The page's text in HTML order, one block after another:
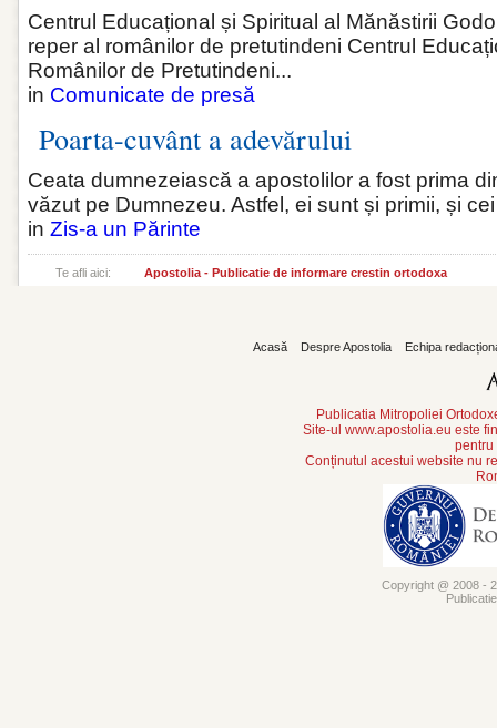
Centrul Educațional și Spiritual al Mănăstirii
reper al românilor de pretutindeni Centrul
Românilor de Pretutindeni...
in Comunicate de presă
Poarta-cuvânt a adevărului
Ceata dumnezeiască a apostolilor a fost prima
văzut pe Dumnezeu. Astfel, ei sunt și primii, și
in Zis-a un Părinte
Te afli aici: Apostolia - Publicatie de informare crestin ortodoxa
Acasă Despre Apostolia Echipa
Publicatia Mitropoliei
Site-ul www.apostolia.eu este
pentru
Conținutul acestui website nu
Copyright @ 2008 -